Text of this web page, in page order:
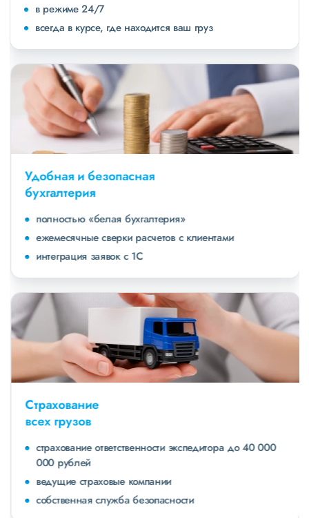
в режиме 24/7
всегда в курсе, где находится ваш груз
Удобная и безопасная
бухгалтерия
полностью «белая бухгалтерия»
ежемесячные сверки расчетов с клиентами
интеграция заявок с 1С
Страхование
всех грузов
страхование ответственности экспедитора до 40 000
000 рублей
ведущие страховые компании
собственная служба безопасности